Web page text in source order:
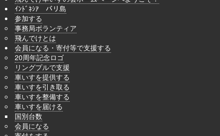
ｲﾝﾄﾞﾈｼｱ バリ島
参加する
事務局ボランティア
飛んでけとは
会員になる・寄付等で支援する
20周年記念ロゴ
リングプルで支援
車いすを提供する
車いすを引き取る
車いすを整備する
車いすを届ける
国別台数
会員になる